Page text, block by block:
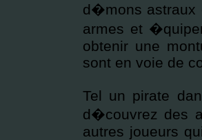
d�mons astraux
armes et
obtenir une
sont en voie de
Tel un pirate
d�couvrez des
autres joueurs